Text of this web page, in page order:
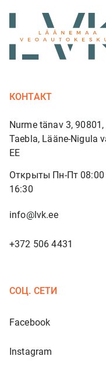
КОНТАКТ
Nurme tänav 3, 90801,
Taebla, Lääne-Nigula
EE
Открыты Пн-Пт 08:00
16:30
info@lvk.ee
+372 506 4431
СОЦ. СЕТИ
Facebook
Instagram